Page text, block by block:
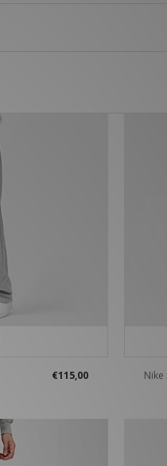
€115,00 Nike